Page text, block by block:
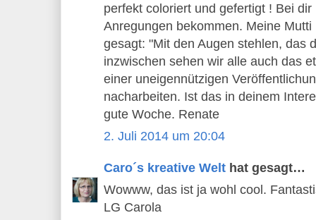
perfekt coloriert und gefertigt ! Bei
Anregungen bekommen. Meine
gesagt: "Mit den Augen stehlen, das
inzwischen sehen wir alle auch das
einer uneigennützigen
nacharbeiten. Ist das in deinem
gute Woche. Renate
2. Juli 2014 um 20:04
Caro´s kreative Welt hat gesagt…
Wowww, das ist ja wohl cool.
LG Carola